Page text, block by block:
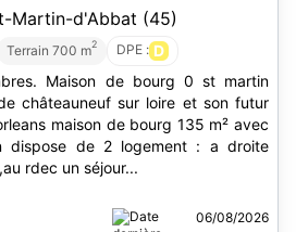
Martin-d'Abbat (45)
Terrain 700 m2 DPE : D
Maison de bourg 0 st martin
châteauneuf sur loire et son futur
maison de bourg 135 m² avec
dispose de 2 logement : a droite
appartement de 85m² ,au rdec un séjour...
06/08/2026